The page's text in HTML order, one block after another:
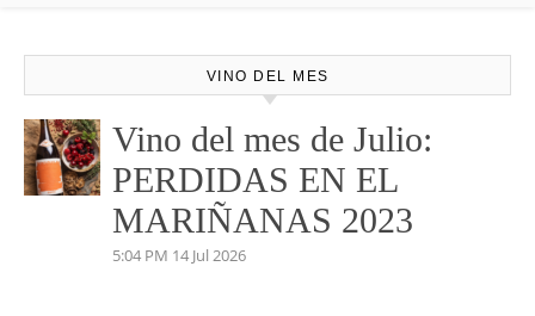
VINO DEL MES
Vino del mes de Julio:
PERDIDAS EN EL
MARIÑANAS 2023
5:04 PM 14 Jul 2026